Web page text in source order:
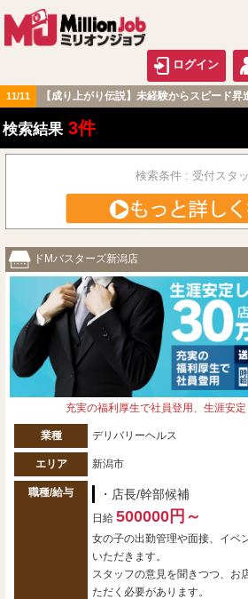
ログイン
11/11 【成り上がり伝説】未経験からスピード昇進！転職を重ねて見
北陸・甲信越版
検索結果 3件
検索条件 : 受付スタ
ドМバスターズ新潟店
充実の福利厚生で社員登用、生涯安定
業種 デリバリーヘルス
エリア 新潟市
職種/給与 ・店長/幹部候補
日給 500000円～
女の子の出勤管理や面接、イベ
いただきます。
スタッフの意見を聞きつつ、お
ただく必要があります。